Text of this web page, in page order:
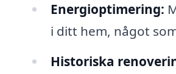
Energioptimering:
i ditt hem, något
Historiska